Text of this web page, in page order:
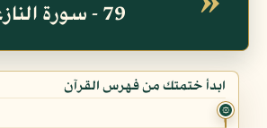
79 - سورة النازعات
ابدأ ختمتك من فهرس القرآن
۞